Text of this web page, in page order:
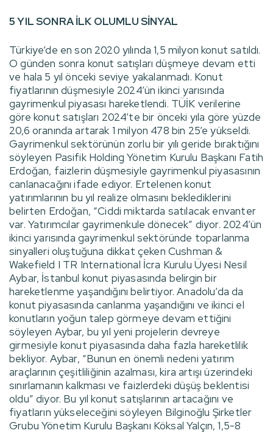
5 YIL SONRA İLK OLUMLU SİNYAL
Türkiye’de en son 2020 yılında 1,5 milyon konut satıldı.
O günden sonra konut satışları düşmeye devam etti
ve hala 5 yıl önceki seviye yakalanmadı. Konut
fiyatlarının düşmesiyle 2024’ün ikinci yarısında
gayrimenkul piyasası hareketlendi. TÜİK verilerine
göre konut satışları 2024’te bir önceki yıla göre yüzde
20,6 oranında artarak 1 milyon 478 bin 25’e yükseldi.
Gayrimenkul sektörünün zorlu bir yılı geride bıraktığını
söyleyen Pasifik Holding Yönetim Kurulu Başkanı Fatih
Erdoğan, faizlerin düşmesiyle gayrimenkul piyasasının
canlanacağını ifade ediyor. Ertelenen konut
yatırımlarının bu yıl realize olmasını beklediklerini
belirten Erdoğan, “Ciddi miktarda satılacak envanter
var. Yatırımcılar gayrimenkule dönecek” diyor. 2024’ün
ikinci yarısında gayrimenkul sektöründe toparlanma
sinyalleri oluştuğuna dikkat çeken Cushman &
Wakefield I TR International İcra Kurulu Üyesi Nesil
Aybar, İstanbul konut piyasasında belirgin bir
hareketlenme yaşandığını belirtiyor. Anadolu’da da
konut piyasasında canlanma yaşandığını ve ikinci el
konutların yoğun talep görmeye devam ettiğini
söyleyen Aybar, bu yıl yeni projelerin devreye
girmesiyle konut piyasasında daha fazla hareketlilik
bekliyor. Aybar, “Bunun en önemli nedeni yatırım
araçlarının çeşitliliğinin azalması, kira artışı üzerindeki
sınırlamanın kalkması ve faizlerdeki düşüş beklentisi
oldu” diyor. Bu yıl konut satışlarının artacağını ve
fiyatların yükseleceğini söyleyen Bilginoğlu Şirketler
Grubu Yönetim Kurulu Başkanı Köksal Yalçın, 1,5-8